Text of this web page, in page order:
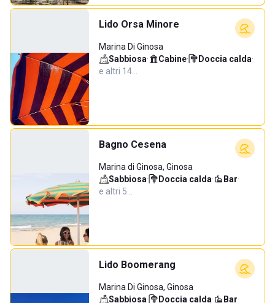
Lido Orsa Minore
Marina Di Ginosa
Sabbiosa· Cabine· Doccia calda·
e altri 14…
Bagno Cesena
Marina di Ginosa, Ginosa
Sabbiosa· Doccia calda· Bar·
e altri 5…
Lido Boomerang
Marina Di Ginosa, Ginosa
Sabbiosa· Doccia calda· Bar·